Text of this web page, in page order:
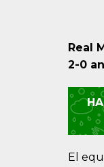
Real
2-0
El